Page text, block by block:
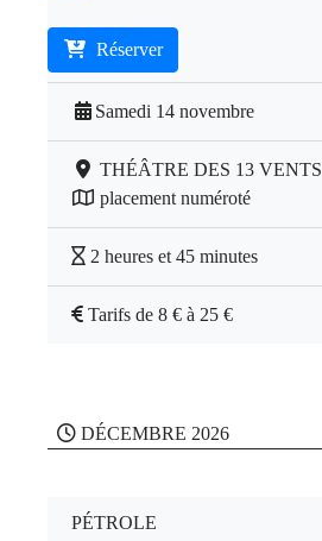
Réserver
Samedi 14 novembre
THÉÂTRE DES 13 VENTS
placement numéroté
2 heures et 45 minutes
Tarifs de 8 € à 25 €
DÉCEMBRE 2026
PÉTROLE